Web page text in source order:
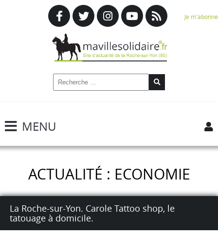
Je m'abonne
MENU
ACTUALITÉ : ECONOMIE
La Roche-sur-Yon. Carole Tattoo shop, le
tatouage à domicile.